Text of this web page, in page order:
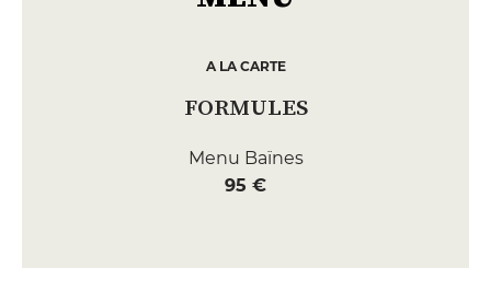
A LA CARTE
FORMULES
Menu Baïnes
95 €